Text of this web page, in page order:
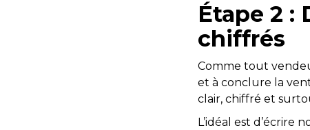
Étape 2 :
chiffrés
Comme tout
et à conclure la
clair, chiffré et
L’idéal est d’écrire